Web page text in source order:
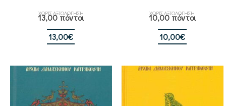
ΧΩΡΙΣ ΑΞΙΟΛΟΓΗΣΗ
13,00 πόντοι
13,00€
ΧΩΡΙΣ ΑΞΙΟΛΟΓΗΣΗ
10,00 πόντοι
10,00€